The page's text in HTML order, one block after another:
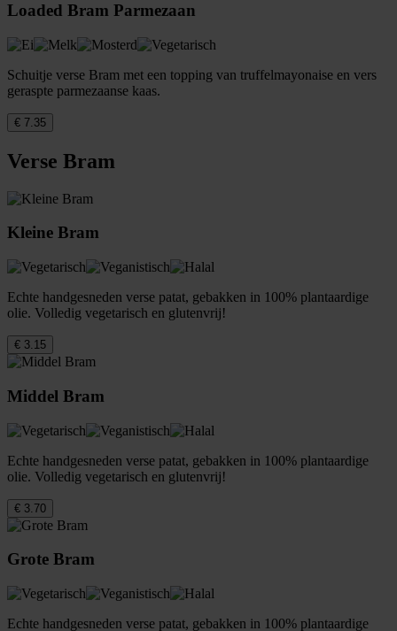
Loaded Bram Parmezaan
Schuitje verse Bram met een topping van truffelmayonaise en vers
geraspte parmezaanse kaas.
€ 7.35
Verse Bram
Kleine Bram
Echte handgesneden verse patat, gebakken in 100% plantaardige
olie. Volledig vegetarisch en glutenvrij!
€ 3.15
Middel Bram
Echte handgesneden verse patat, gebakken in 100% plantaardige
olie. Volledig vegetarisch en glutenvrij!
€ 3.70
Grote Bram
Echte handgesneden verse patat, gebakken in 100% plantaardige